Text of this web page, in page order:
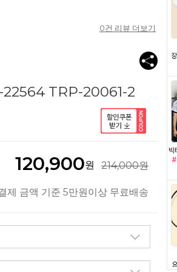
0건 리뷰 더보기
22564 TRP-20061-2
120,900원 214,000원
제 금액 기준 5만원이상 무료배송